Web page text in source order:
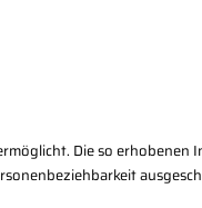
Die so